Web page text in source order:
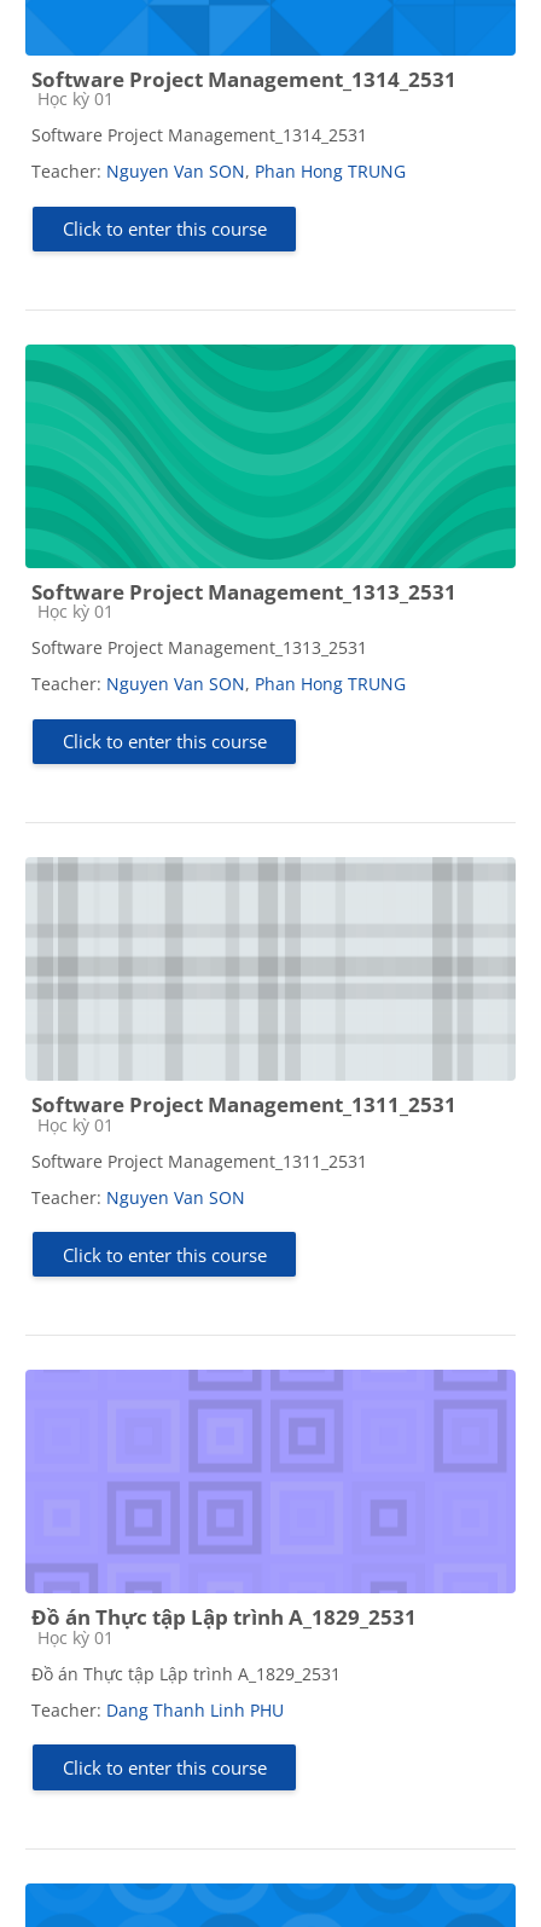
Software Project Management_1314_2531
Course category
Học kỳ 01
Software Project Management_1314_2531
Teacher: Nguyen Van SON, Phan Hong TRUNG
Click to enter this course
Software Project Management_1313_2531
Course category
Học kỳ 01
Software Project Management_1313_2531
Teacher: Nguyen Van SON, Phan Hong TRUNG
Click to enter this course
Software Project Management_1311_2531
Course category
Học kỳ 01
Software Project Management_1311_2531
Teacher: Nguyen Van SON
Click to enter this course
Đồ án Thực tập Lập trình A_1829_2531
Course category
Học kỳ 01
Đồ án Thực tập Lập trình A_1829_2531
Teacher: Dang Thanh Linh PHU
Click to enter this course